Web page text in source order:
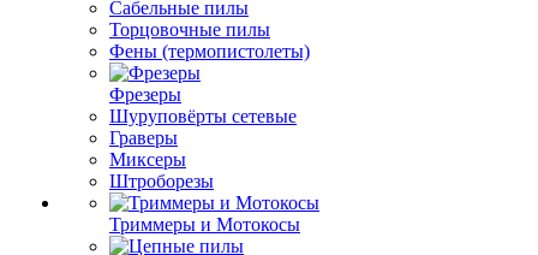
Сабельные пилы
Торцовочные пилы
Фены (термопистолеты)
Фрезеры
Шуруповёрты сетевые
Граверы
Миксеры
Штроборезы
Триммеры и Мотокосы